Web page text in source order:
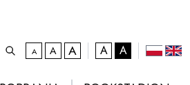
Adomyślna czcionka
Awiększa czcionka
Anajwiększa czcionka
A kontrast domyślny
A polski